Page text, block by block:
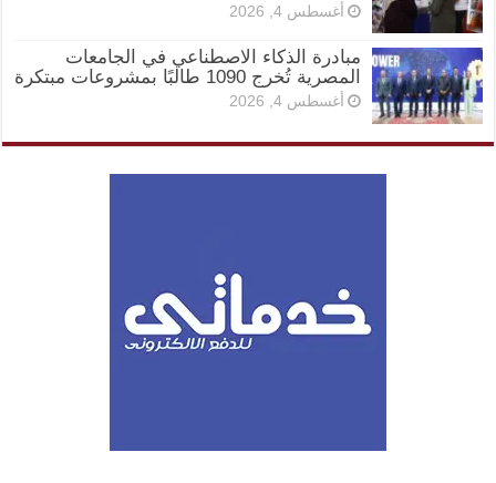
أغسطس 4, 2026
مبادرة الذكاء الاصطناعي في الجامعات
المصرية تُخرج 1090 طالبًا بمشروعات مبتكرة
أغسطس 4, 2026